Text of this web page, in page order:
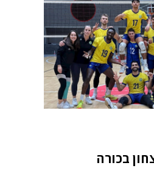
בכורה